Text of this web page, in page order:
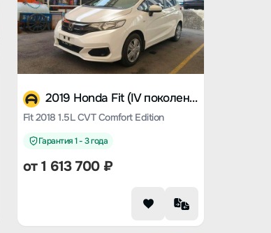
2019 Honda Fit (IV поколение)
Fit 2018 1.5L CVT Comfort Edition
Гарантия 1 - 3 года
от1 613 700₽